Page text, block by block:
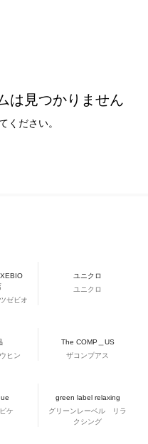
は見つかりません
ください。
ゼビオ
ユニクロ
ユニクロ
ヒン
The COMP＿US
ザコンプアス
ケ
green label relaxing
グリーンレーベル リラ
クシング